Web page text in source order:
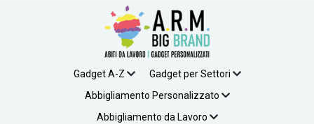
Gadget A-Z
Gadget per Settori
Abbigliamento Personalizzato
Abbigliamento da Lavoro